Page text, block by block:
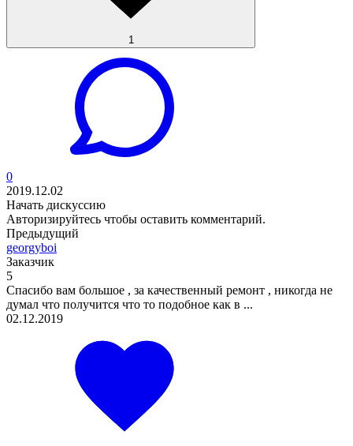
1
0
2019.12.02
Начать дискуссию
Авторизируйтесь чтобы оставить комментарий.
Предыдущий
georgyboi
Заказчик
5
Спасибо вам большое , за качественный ремонт , никогда не
думал что получится что то подобное как в ...
02.12.2019